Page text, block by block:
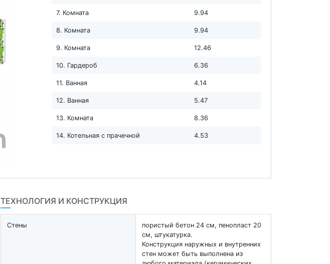
7. Комната 9.94
8. Комната 9.94
9. Комната 12.46
10. Гардероб 6.36
11. Ванная 4.14
12. Ванная 5.47
13. Комната 8.36
14. Котельная с прачечной 4.53
ТЕХНОЛОГИЯ И КОНСТРУКЦИЯ
Стены
пористый бетон 24 см, пенопласт 20
см, штукатурка.
Конструкция наружных и внутренних
стен может быть выполнена из